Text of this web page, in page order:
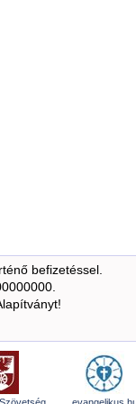
befizetéssel.